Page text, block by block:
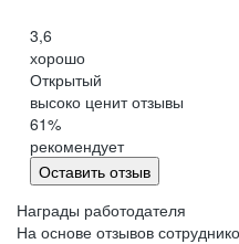
ЧЕРКЕССК
КЕМЕРОВО
КИРОВ
СЫКТЫВКАР
КОСТРОМА
КРАСНОДАР
3,6
хорошо
Открытый
высоко ценит отзывы
61%
рекомендует
Оставить отзыв
Награды работодателя
На основе отзывов